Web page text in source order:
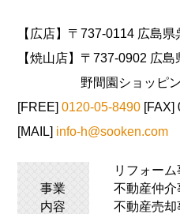
【広店】〒737-0114 広島
【焼山店】〒737-0902 広
野間園ショッピ
[FREE]0120-05-8490
[MAIL] info-h@sooken.com
事業
内容
リフォーム
不動産仲介
不動産売却